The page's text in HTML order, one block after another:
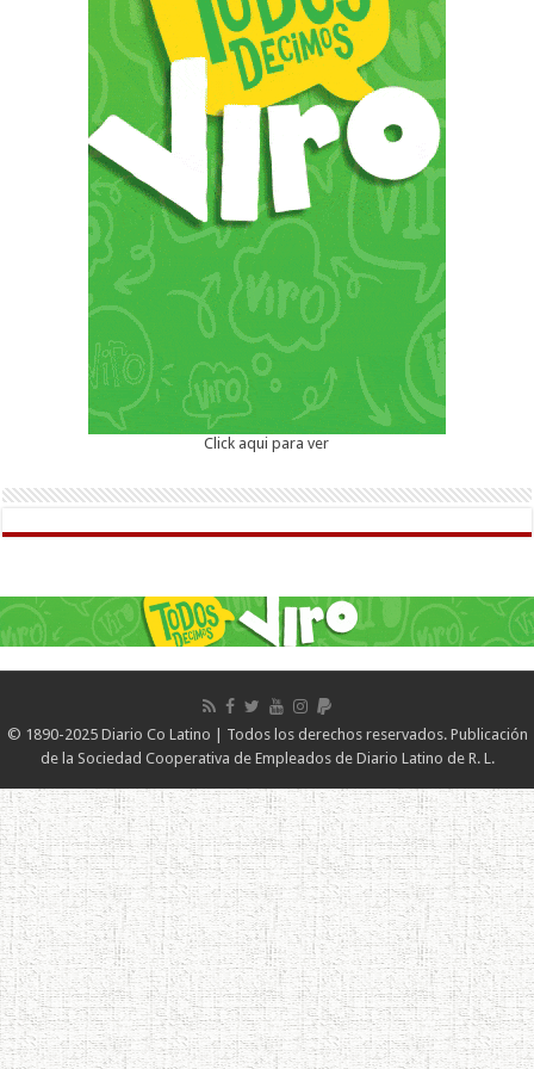
Click aqui para ver
© 1890-2025 Diario Co Latino | Todos los derechos reservados. Publicación
de la Sociedad Cooperativa de Empleados de Diario Latino de R. L.